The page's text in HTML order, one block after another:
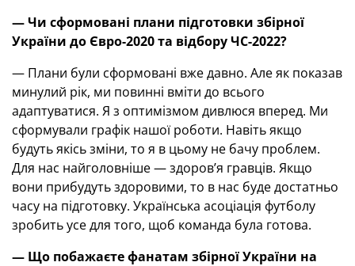
—Чи сформовані плани підготовки збірної
України до Євро-2020 та відбору ЧС-2022?
— Плани були сформовані вже давно. Але як показав
минулий рік, ми повинні вміти до всього
адаптуватися. Я з оптимізмом дивлюся вперед. Ми
сформували графік нашої роботи. Навіть якщо
будуть якісь зміни, то я в цьому не бачу проблем.
Для нас найголовніше — здоров’я гравців. Якщо
вони прибудуть здоровими, то в нас буде достатньо
часу на підготовку. Українська асоціація футболу
зробить усе для того, щоб команда була готова.
— Що побажаєте фанатам збірної України на